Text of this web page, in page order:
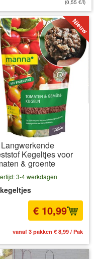
(0,55 €/l)
Kegeltjes voor
& groente
3-4 werkdagen
€ 10,99
vanaf 3 pakken € 8,99 / Pak